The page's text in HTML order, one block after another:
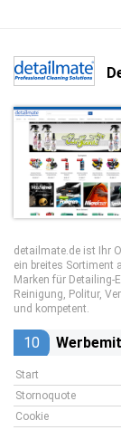
detailmate.de ist Ihr
ein breites Sortiment
Marken für Detailing-
Reinigung, Politur,
und kompetent.
10
Start
Stornoquote
Cookie